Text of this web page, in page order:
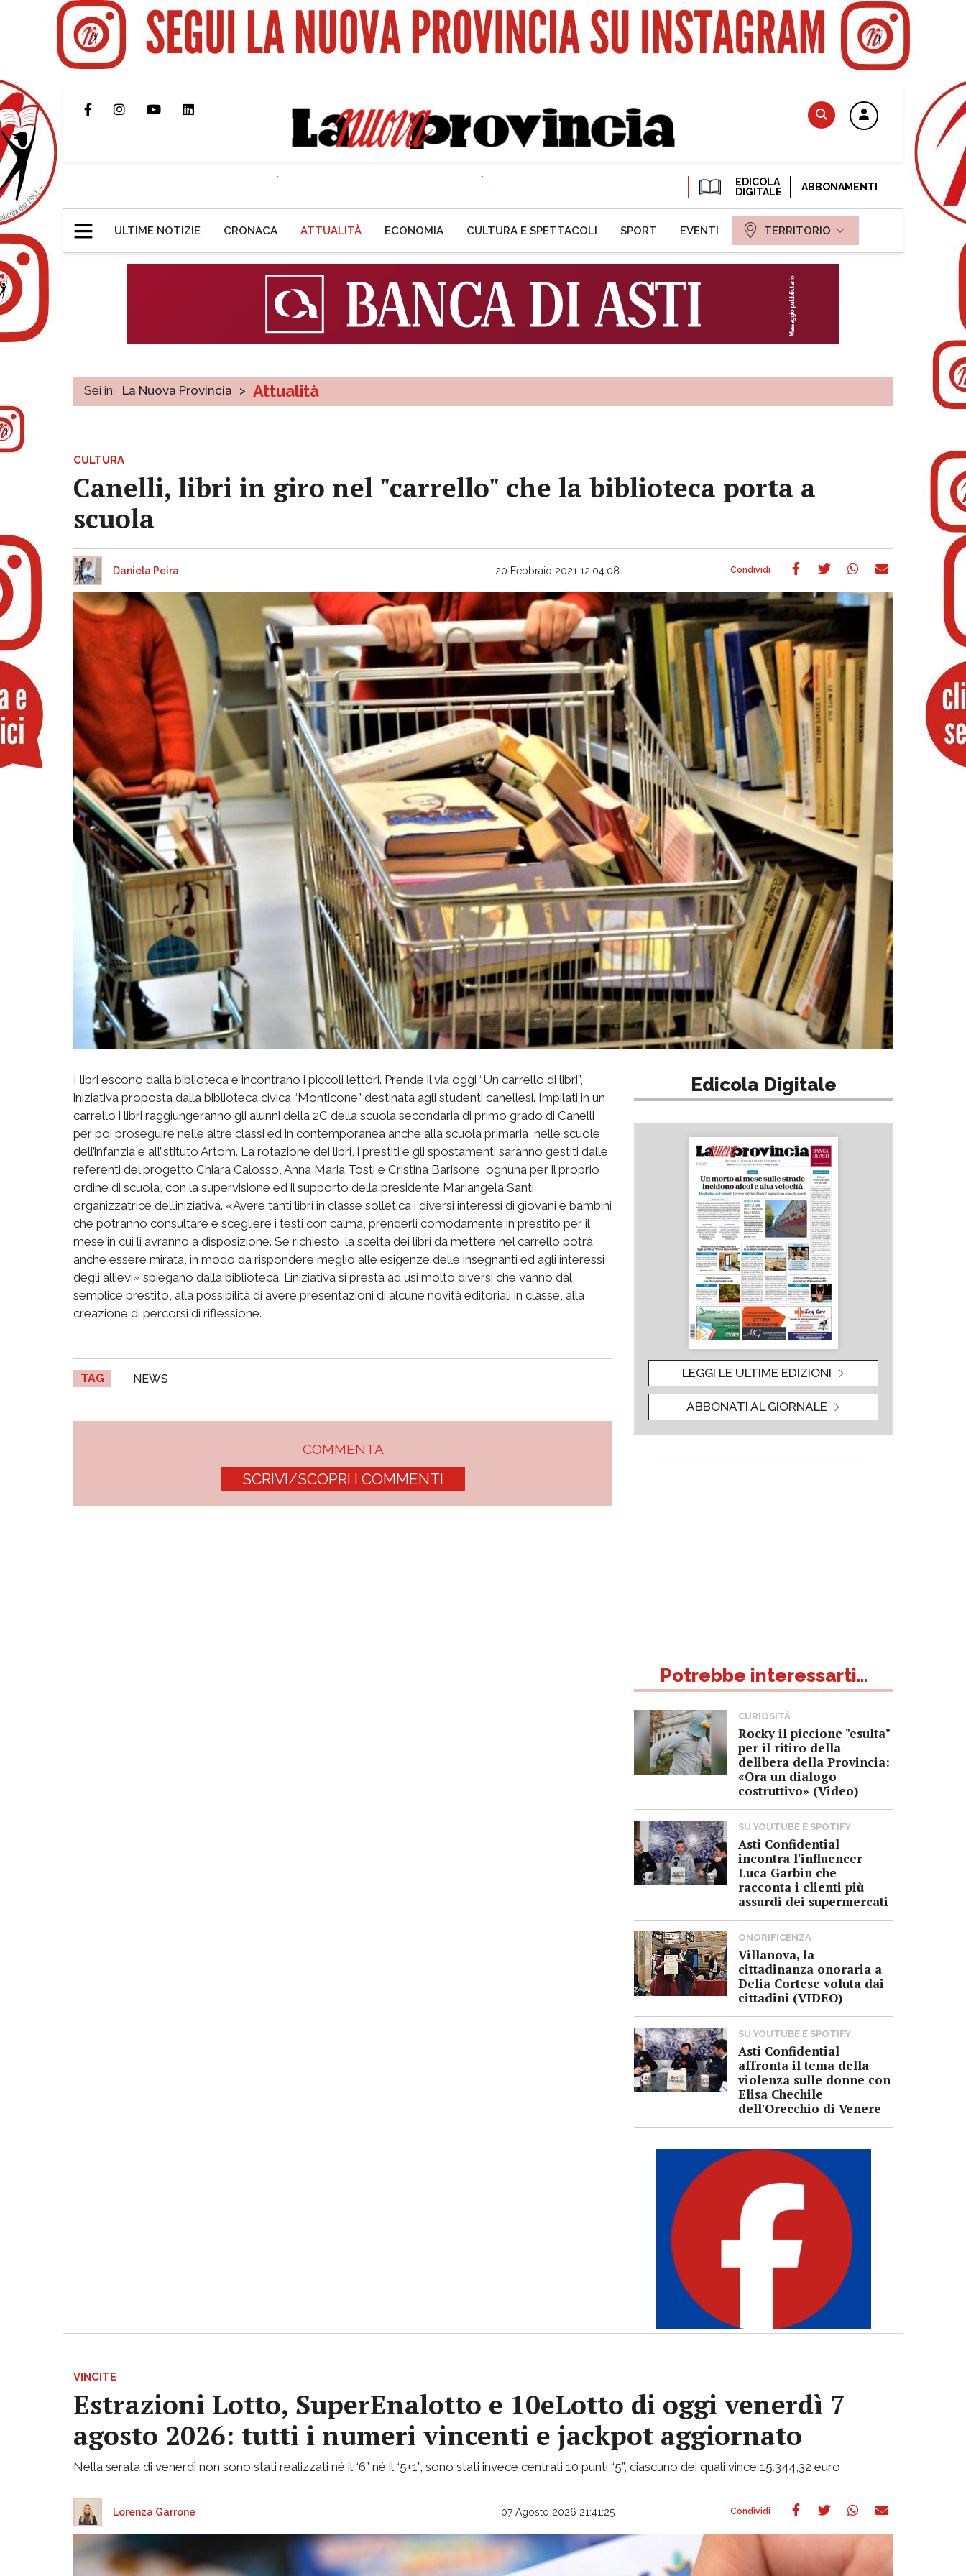
EDICOLA
DIGITALE
ABBONAMENTI
ULTIME NOTIZIE CRONACA ATTUALITÀ ECONOMIA CULTURA E SPETTACOLI SPORT EVENTI TERRITORIO
Sei in: La Nuova Provincia > Attualità
CULTURA
Canelli, libri in giro nel "carrello" che la biblioteca porta a
scuola
Daniela Peira 20 Febbraio 2021 12:04:08
I libri escono dalla biblioteca e incontrano i piccoli lettori. Prende il via oggi “Un carrello di libri”,
iniziativa proposta dalla biblioteca civica “Monticone” destinata agli studenti canellesi. Impilati in un
carrello i libri raggiungeranno gli alunni della 2C della scuola secondaria di primo grado di Canelli
per poi proseguire nelle altre classi ed in contemporanea anche alla scuola primaria, nelle scuole
dell’infanzia e all’istituto Artom. La rotazione dei libri, i prestiti e gli spostamenti saranno gestiti dalle
referenti del progetto Chiara Calosso, Anna Maria Tosti e Cristina Barisone, ognuna per il proprio
ordine di scuola, con la supervisione ed il supporto della presidente Mariangela Santi
organizzatrice dell’iniziativa. «Avere tanti libri in classe solletica i diversi interessi di giovani e bambini
che potranno consultare e scegliere i testi con calma, prenderli comodamente in prestito per il
mese in cui li avranno a disposizione. Se richiesto, la scelta dei libri da mettere nel carrello potrà
anche essere mirata, in modo da rispondere meglio alle esigenze delle insegnanti ed agli interessi
degli allievi» spiegano dalla biblioteca. L’iniziativa si presta ad usi molto diversi che vanno dal
semplice prestito, alla possibilità di avere presentazioni di alcune novità editoriali in classe, alla
creazione di percorsi di riflessione.
TAG NEWS
COMMENTA
SCRIVI/SCOPRI I COMMENTI
Edicola Digitale
LEGGI LE ULTIME EDIZIONI
ABBONATI AL GIORNALE
Potrebbe interessarti...
CURIOSITÀ
Rocky il piccione "esulta"
per il ritiro della
delibera della Provincia:
«Ora un dialogo
costruttivo» (Video)
SU YOUTUBE E SPOTIFY
Asti Confidential
incontra l'influencer
Luca Garbin che
racconta i clienti più
assurdi dei supermercati
ONORIFICENZA
Villanova, la
cittadinanza onoraria a
Delia Cortese voluta dai
cittadini (VIDEO)
SU YOUTUBE E SPOTIFY
Asti Confidential
affronta il tema della
violenza sulle donne con
Elisa Chechile
dell'Orecchio di Venere
VINCITE
Estrazioni Lotto, SuperEnalotto e 10eLotto di oggi venerdì 7
agosto 2026: tutti i numeri vincenti e jackpot aggiornato
Nella serata di venerdì non sono stati realizzati né il “6” né il “5+1”, sono stati invece centrati 10 punti “5”, ciascuno dei quali vince 15.344,32 euro
Lorenza Garrone 07 Agosto 2026 21:41:25